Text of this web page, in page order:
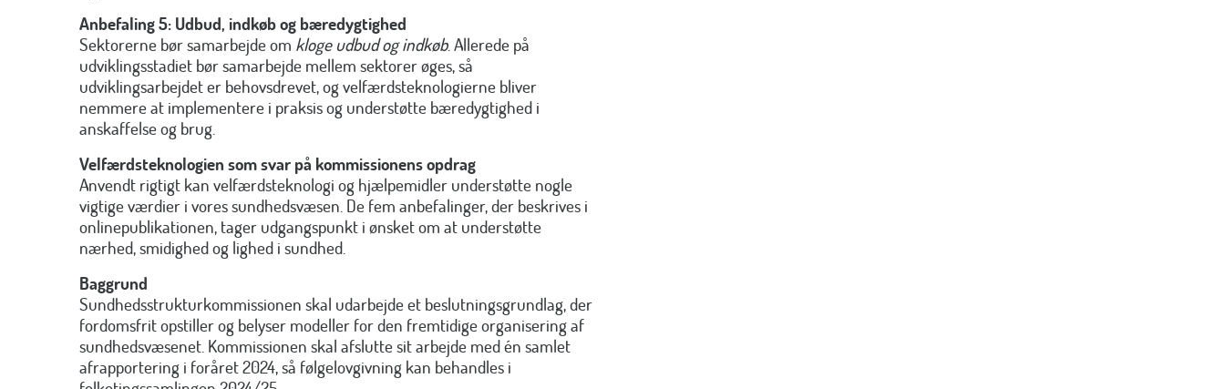
Anbefaling 5: Udbud, indkøb og bæredygtighed
Sektorerne bør samarbejde om kloge udbud og indkøb. Allerede på
udviklingsstadiet bør samarbejde mellem sektorer øges, så
udviklingsarbejdet er behovsdrevet, og velfærdsteknologierne bliver
nemmere at implementere i praksis og understøtte bæredygtighed i
anskaffelse og brug.
Velfærdsteknologien som svar på kommissionens opdrag
Anvendt rigtigt kan velfærdsteknologi og hjælpemidler understøtte nogle
vigtige værdier i vores sundhedsvæsen. De fem anbefalinger, der beskrives i
onlinepublikationen, tager udgangspunkt i ønsket om at understøtte
nærhed, smidighed og lighed i sundhed.
Baggrund
Sundhedsstrukturkommissionen skal udarbejde et beslutningsgrundlag, der
fordomsfrit opstiller og belyser modeller for den fremtidige organisering af
sundhedsvæsenet. Kommissionen skal afslutte sit arbejde med én samlet
afrapportering i foråret 2024, så følgelovgivning kan behandles i